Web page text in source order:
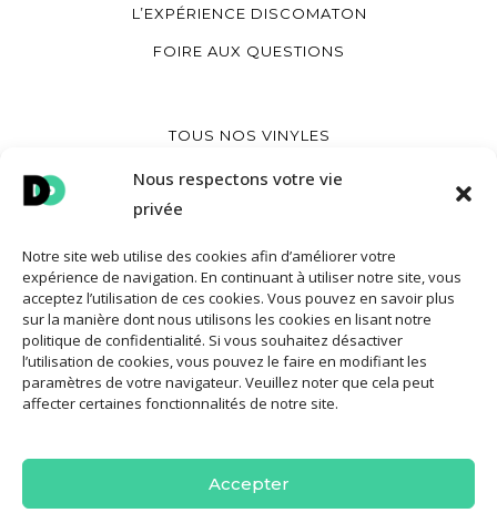
Nous respectons votre vie
privée
Notre site web utilise des cookies afin d’améliorer votre
expérience de navigation. En continuant à utiliser notre site, vous
acceptez l’utilisation de ces cookies. Vous pouvez en savoir plus
sur la manière dont nous utilisons les cookies en lisant notre
politique de confidentialité. Si vous souhaitez désactiver
l’utilisation de cookies, vous pouvez le faire en modifiant les
paramètres de votre navigateur. Veuillez noter que cela peut
affecter certaines fonctionnalités de notre site.
Accepter
L’EXPÉRIENCE DISCOMATON
FOIRE AUX QUESTIONS
TOUS NOS VINYLES
CRÉER UN VINYLE IMPRIMÉ
CRÉER UN VINYLE COEUR
CRÉER UNE POCHETTE VINYLE
MON COMPTE
CONTACT
CONDITIONS GÉNÉRALES DE VENTE